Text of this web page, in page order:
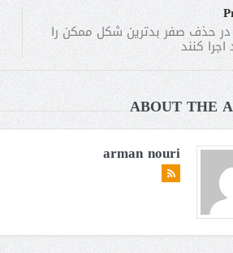
در حذف صفر بدترین شکل ممکن را
کنند
ABOUT THE
arman nouri